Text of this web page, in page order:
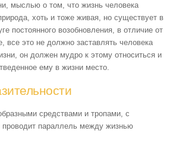
мыслью о том, что жизнь человека
хоть и тоже живая, но существует в
постоянного возобновления, в отличие от
все это не должно заставлять человека
он должен мудро к этому относиться и
ему в жизни место.
средствами и тропами, с
параллель между жизнью